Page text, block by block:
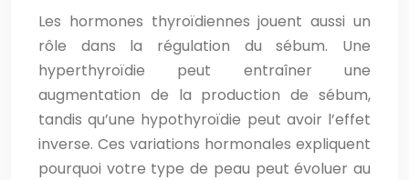
Les hormones thyroïdiennes jouent aussi un
rôle dans la régulation du sébum. Une
hyperthyroïdie peut entraîner une
augmentation de la production de sébum,
tandis qu’une hypothyroïdie peut avoir l’effet
inverse. Ces variations hormonales expliquent
pourquoi votre type de peau peut évoluer au